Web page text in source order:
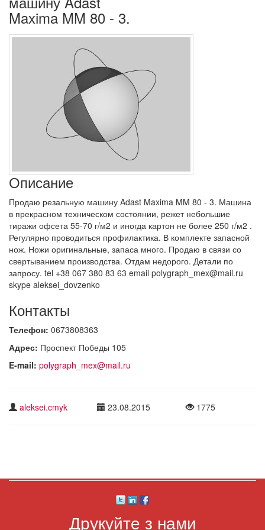
Maxima MM 80 - 3.
Описание
Продаю резальную машину Adast Maxima MM 80 - 3. Машина
в прекрасном техническом состоянии, режет небольшие
тиражи офсета 55-70 г/м2 и иногда картон не более 250 г/м2 .
Регулярно проводиться профилактика. В комплекте запасной
нож. Ножи оригинальные, запаса много. Продаю в связи со
свертыванием производства. Отдам недорого. Детали по
запросу. tel +38 067 380 83 63 email polygraph_mex@mail.ru
skype aleksei_dovzenko
Контакты
Телефон: 0673808363
Адрес: Проспект Победы 105
E-mail: polygraph_mex@mail.ru
aleksei.cmyk 23.08.2015 1775
Друкуйте з нами